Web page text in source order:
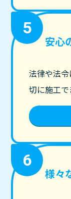
5
安心
法律や法
切に施工
6
様々